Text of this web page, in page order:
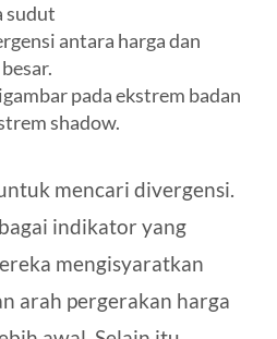
sudut
antara harga dan
pada ekstrem badan
shadow.
mencari divergensi.
indikator yang
mengisyaratkan
arah pergerakan harga